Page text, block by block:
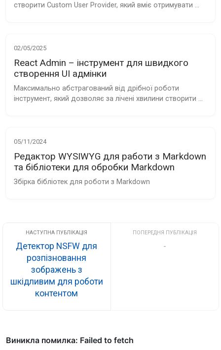
створити Custom User Provider, який вміє отримувати
02/05/2025
React Admin – інструмент для швидкого
створення UI адмінки
Максимально абстрагований від дрібної роботи
інструмент, який дозволяє за лічені хвилини створити
05/11/2024
Редактор WYSIWYG для работи з Markdown
та бібліотеки для обробки Markdown
Збірка бібліотек для роботи з Markdown
Детектор NSFW для
розпізновання
зображень з
шкідливим для роботи
контентом
-